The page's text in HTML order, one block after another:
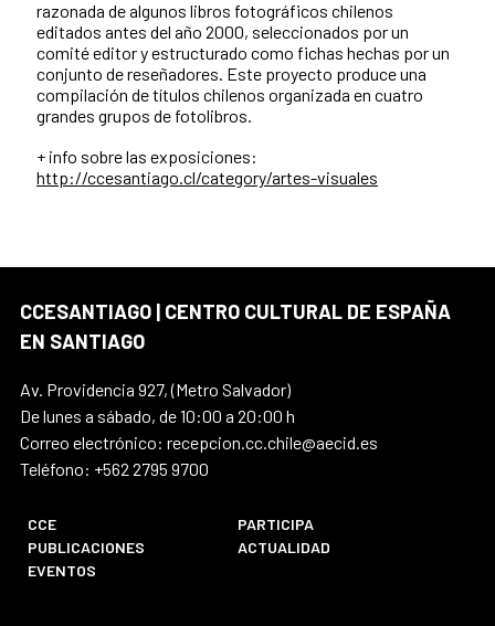
razonada de algunos libros fotográficos chilenos
editados antes del año 2000, seleccionados por un
comité editor y estructurado como fichas hechas por un
conjunto de reseñadores. Este proyecto produce una
compilación de títulos chilenos organizada en cuatro
grandes grupos de fotolibros.
+ info sobre las exposiciones:
http://ccesantiago.cl/category/artes-visuales
CCESANTIAGO | CENTRO CULTURAL DE ESPAÑA
EN SANTIAGO
Av. Providencia 927, (Metro Salvador)
De lunes a sábado, de 10:00 a 20:00 h
Correo electrónico: recepcion.cc.chile@aecid.es
Teléfono: +562 2795 9700
CCE
PARTICIPA
PUBLICACIONES
ACTUALIDAD
EVENTOS